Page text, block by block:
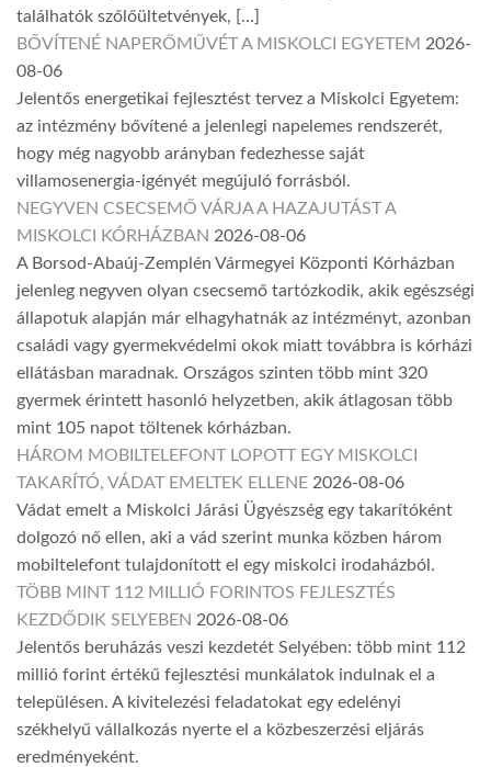
találhatók szőlőültetvények, […]
BŐVÍTENÉ NAPERŐMŰVÉT A MISKOLCI EGYETEM 2026-
08-06
Jelentős energetikai fejlesztést tervez a Miskolci Egyetem:
az intézmény bővítené a jelenlegi napelemes rendszerét,
hogy még nagyobb arányban fedezhesse saját
villamosenergia-igényét megújuló forrásból.
NEGYVEN CSECSEMŐ VÁRJA A HAZAJUTÁST A
MISKOLCI KÓRHÁZBAN 2026-08-06
A Borsod-Abaúj-Zemplén Vármegyei Központi Kórházban
jelenleg negyven olyan csecsemő tartózkodik, akik egészségi
állapotuk alapján már elhagyhatnák az intézményt, azonban
családi vagy gyermekvédelmi okok miatt továbbra is kórházi
ellátásban maradnak. Országos szinten több mint 320
gyermek érintett hasonló helyzetben, akik átlagosan több
mint 105 napot töltenek kórházban.
HÁROM MOBILTELEFONT LOPOTT EGY MISKOLCI
TAKARÍTÓ, VÁDAT EMELTEK ELLENE 2026-08-06
Vádat emelt a Miskolci Járási Ügyészség egy takarítóként
dolgozó nő ellen, aki a vád szerint munka közben három
mobiltelefont tulajdonított el egy miskolci irodaházból.
TÖBB MINT 112 MILLIÓ FORINTOS FEJLESZTÉS
KEZDŐDIK SELYEBEN 2026-08-06
Jelentős beruházás veszi kezdetét Selyében: több mint 112
millió forint értékű fejlesztési munkálatok indulnak el a
településen. A kivitelezési feladatokat egy edelényi
székhelyű vállalkozás nyerte el a közbeszerzési eljárás
eredményeként.